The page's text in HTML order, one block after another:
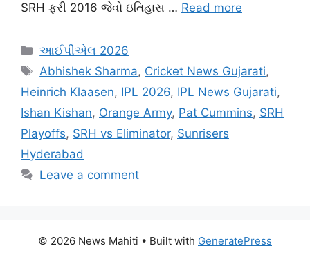
SRH ફરી 2016 જેવો ઇતિહાસ … Read more
Categories
આઈપીએલ 2026
Tags
Abhishek Sharma, Cricket News Gujarati,
Heinrich Klaasen, IPL 2026, IPL News Gujarati,
Ishan Kishan, Orange Army, Pat Cummins, SRH
Playoffs, SRH vs Eliminator, Sunrisers
Hyderabad
Leave a comment
© 2026 News Mahiti • Built with GeneratePress